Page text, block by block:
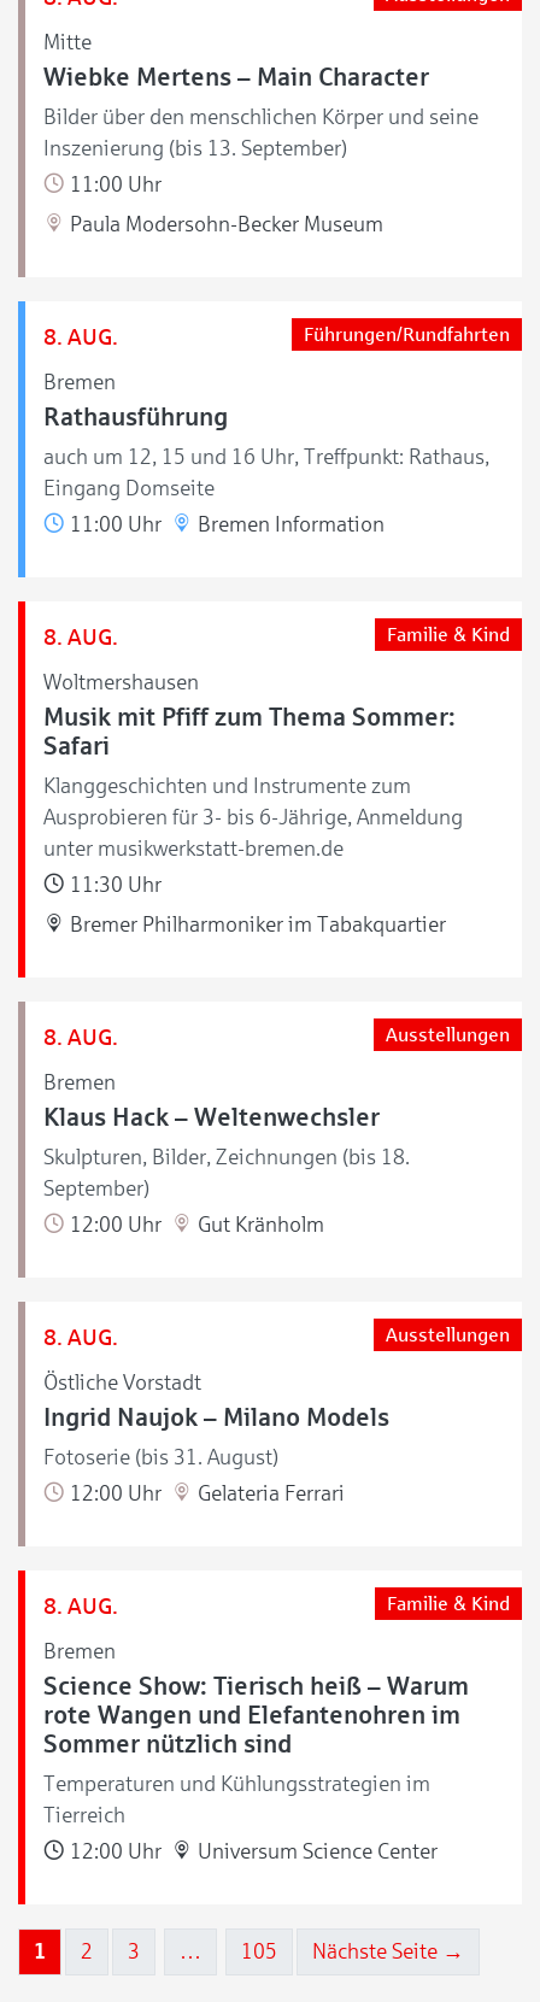
Mitte
Wiebke Mertens – Main Character
Bilder über den menschlichen Körper und seine
Inszenierung (bis 13. September)
11:00 Uhr
Paula Modersohn-Becker Museum
8. AUG.
Bremen
Führungen/Rundfahrten
Rathausführung
auch um 12, 15 und 16 Uhr, Treffpunkt: Rathaus,
Eingang Domseite
11:00 Uhr
Bremen Information
8. AUG.
Woltmershausen
Familie & Kind
Musik mit Pfiff zum Thema Sommer:
Safari
Klanggeschichten und Instrumente zum
Ausprobieren für 3- bis 6-Jährige, Anmeldung
unter musikwerkstatt-bremen.de
11:30 Uhr
Bremer Philharmoniker im Tabakquartier
8. AUG.
Bremen
Ausstellungen
Klaus Hack – Weltenwechsler
Skulpturen, Bilder, Zeichnungen (bis 18.
September)
12:00 Uhr
Gut Kränholm
8. AUG.
Östliche Vorstadt
Ausstellungen
Ingrid Naujok – Milano Models
Fotoserie (bis 31. August)
12:00 Uhr
Gelateria Ferrari
8. AUG.
Bremen
Familie & Kind
Science Show: Tierisch heiß – Warum
rote Wangen und Elefantenohren im
Sommer nützlich sind
Temperaturen und Kühlungsstrategien im
Tierreich
12:00 Uhr
Universum Science Center
1 2 3 … 105 Nächste Seite →